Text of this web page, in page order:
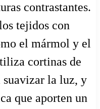
contrastantes.
tejidos con
el mármol y el
cortinas de
suavizar la luz, y
que aporten un